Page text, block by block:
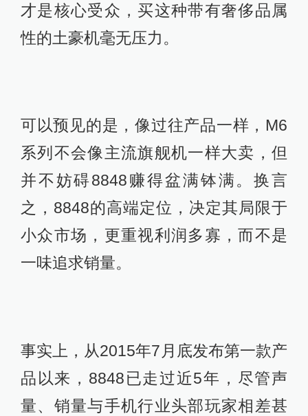
才是核心受众，买这种带有奢侈品属
性的土豪机毫无压力。
可以预见的是，像过往产品一样，M6
系列不会像主流旗舰机一样大卖，但
并不妨碍8848赚得盆满钵满。换言
之，8848的高端定位，决定其局限于
小众市场，更重视利润多寡，而不是
一味追求销量。
事实上，从2015年7月底发布第一款产
品以来，8848已走过近5年，尽管声
量、销量与手机行业头部玩家相差甚